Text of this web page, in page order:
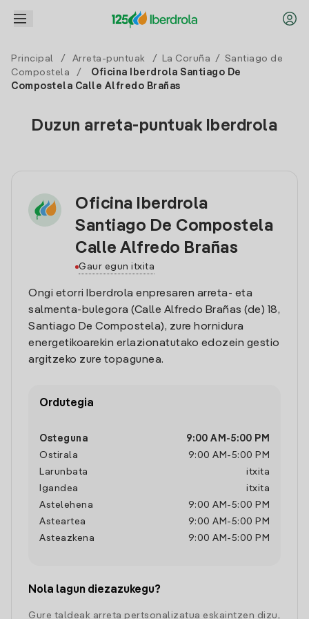
Principal / Arreta-puntuak / La Coruña / Santiago de
Compostela
/
Oficina Iberdrola Santiago De
Compostela Calle Alfredo Brañas
Duzun arreta-puntuak Iberdrola
Oficina Iberdrola
Santiago De Compostela
Calle Alfredo Brañas
Gaur egun itxita
Ongi etorri Iberdrola enpresaren arreta- eta
salmenta-bulegora (Calle Alfredo Brañas (de) 18,
Santiago De Compostela), zure hornidura
energetikoarekin erlazionatutako edozein gestio
argitzeko zure topagunea.
Ordutegia
Osteguna 9:00 AM -5:00 PM
Ostirala
9:00 AM -5:00 PM
Larunbata
itxita
Igandea
itxita
Astelehena
9:00 AM -5:00 PM
Asteartea
9:00 AM -5:00 PM
Asteazkena
9:00 AM -5:00 PM
Nola lagun diezazukegu?
Gure taldeak arreta pertsonalizatua eskaintzen dizu,